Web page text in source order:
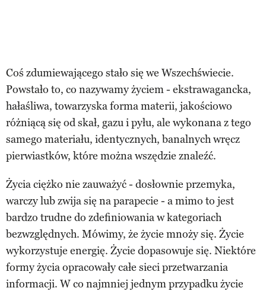
Coś zdumiewającego stało się we Wszechświecie.
Powstało to, co nazywamy życiem - ekstrawagancka,
hałaśliwa, towarzyska forma materii, jakościowo
różniącą się od skał, gazu i pyłu, ale wykonana z tego
samego materiału, identycznych, banalnych wręcz
pierwiastków, które można wszędzie znaleźć.
Życia ciężko nie zauważyć - dosłownie przemyka,
warczy lub zwija się na parapecie - a mimo to jest
bardzo trudne do zdefiniowania w kategoriach
bezwzględnych. Mówimy, że życie mnoży się. Życie
wykorzystuje energię. Życie dopasowuje się. Niektóre
formy życia opracowały całe sieci przetwarzania
informacji. W co najmniej jednym przypadku życie